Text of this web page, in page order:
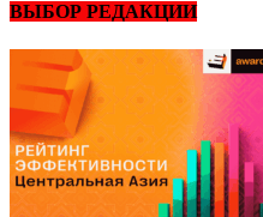
ВЫБОР РЕДАКЦИИ